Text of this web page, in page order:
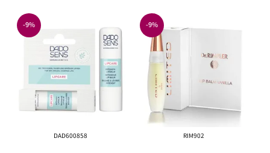
DAD600858
-9%
RIM902
-9%